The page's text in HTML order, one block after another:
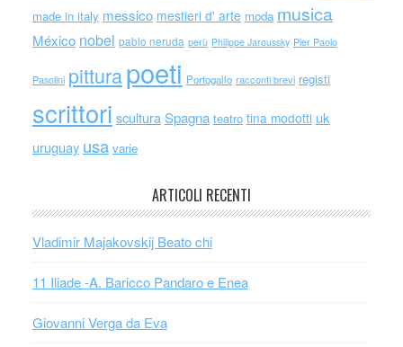
made in italy messico mestieri d' arte moda musica
México nobel pablo neruda perù Philippe Jaroussky Pier Paolo
Pasolini pitturapoeti Portogallo racconti brevi registi
scrittori scultura Spagna teatro tina modotti uk
uruguay usa varie
ARTICOLI RECENTI
Vladimir Majakovskij Beato chi
11 Iliade -A. Baricco Pandaro e Enea
Giovanni Verga da Eva